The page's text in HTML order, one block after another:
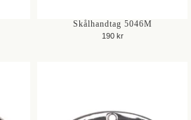
Skålhandtag 5046M
190 kr